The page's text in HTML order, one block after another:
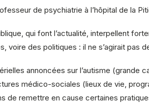
de psychiatrie à l’hôpital de la
qui font l’actualité, interpellent
voire des politiques : il ne s’agirait
annoncées sur l’autisme (grande
médico-sociales (lieux de vie,
de remettre en cause certaines